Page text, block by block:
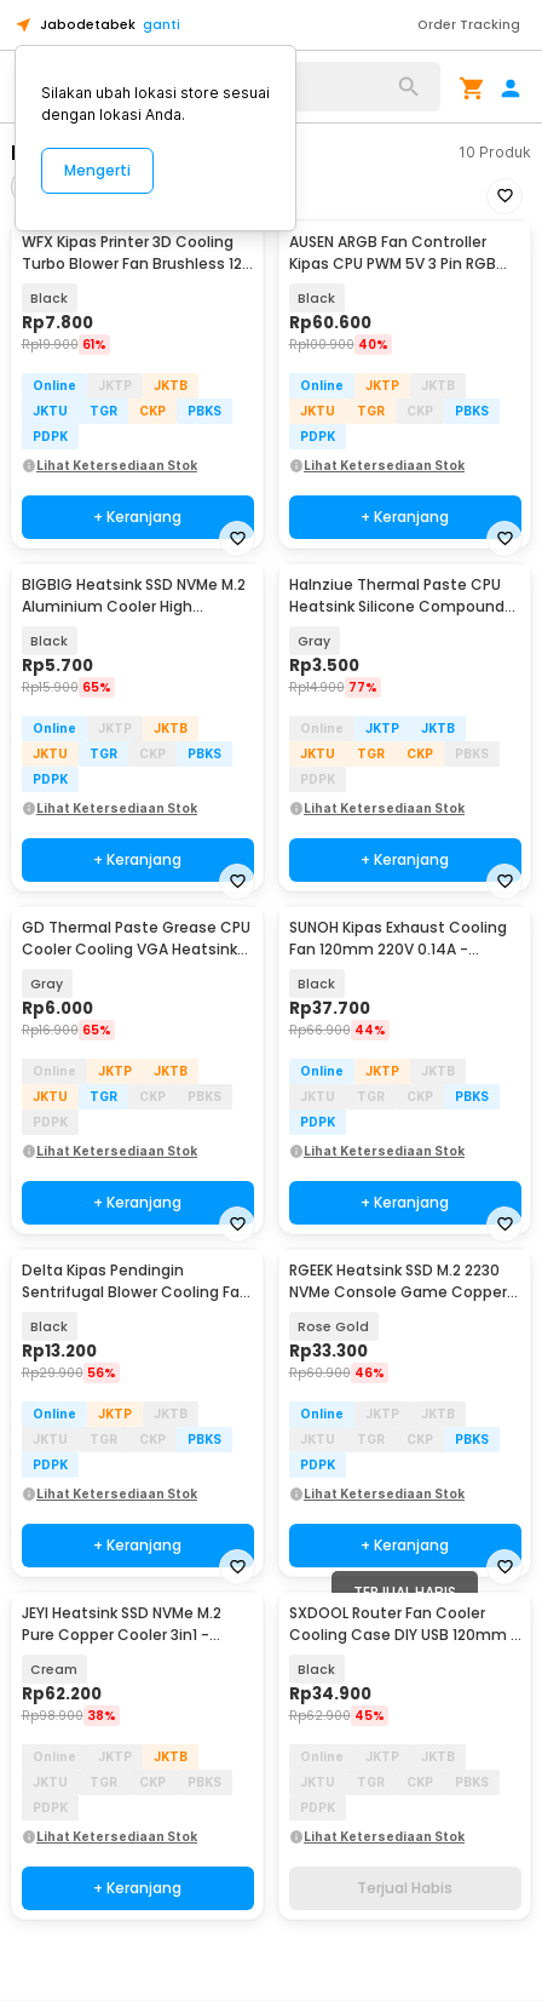
Jabodetabek ganti Order Tracking
Alat Kopi
Heatsink & Fan 10 Produk
Urutkan
WFX Kipas Printer 3D Cooling
Turbo Blower Fan Brushless 12V
Black
Rp7.800
Rp19.900 61%
Online JKTP
JKTB
JKTU
TGR CKP
PBKS
PDPK
Lihat Ketersediaan Stok
+ Keranjang
AUSEN ARGB Fan Controller
Kipas CPU PWM 5V 3 Pin RGB
Black
Rp60.600
Rp100.900 40%
Online JKTP
JKTB
JKTU
TGR CKP
PBKS
PDPK
Lihat Ketersediaan Stok
+ Keranjang
BIGBIG Heatsink SSD NVMe M.2
Aluminium Cooler High
Black
Rp5.700
Rp15.900 65%
Online JKTP
JKTB
JKTU
TGR CKP
PBKS
PDPK
Lihat Ketersediaan Stok
+ Keranjang
Halnziue Thermal Paste CPU
Heatsink Silicone Compound
Gray
Rp3.500
Rp14.900 77%
Online JKTP
JKTB
JKTU
TGR CKP
PBKS
PDPK
Lihat Ketersediaan Stok
+ Keranjang
GD Thermal Paste Grease CPU
Cooler Cooling VGA Heatsink
Gray
Rp6.000
Rp16.900 65%
Online JKTP
JKTB
JKTU
TGR CKP
PBKS
PDPK
Lihat Ketersediaan Stok
+ Keranjang
SUNOH Kipas Exhaust Cooling
Fan 120mm 220V 0.14A -
Black
Rp37.700
Rp66.900 44%
Online JKTP
JKTB
JKTU
TGR CKP
PBKS
PDPK
Lihat Ketersediaan Stok
+ Keranjang
Delta Kipas Pendingin
Sentrifugal Blower Cooling Fan
Black
Rp13.200
Rp29.900 56%
Online JKTP
JKTB
JKTU
TGR CKP
PBKS
PDPK
Lihat Ketersediaan Stok
+ Keranjang
RGEEK Heatsink SSD M.2 2230
NVMe Console Game Copper
Rose Gold
Rp33.300
Rp60.900 46%
Online JKTP
JKTB
JKTU
TGR CKP
PBKS
PDPK
Lihat Ketersediaan Stok
+ Keranjang
JEYI Heatsink SSD NVMe M.2
Pure Copper Cooler 3in1 -
Cream
Rp62.200
Rp98.900 38%
Online JKTP
JKTB
JKTU
TGR CKP
PBKS
PDPK
Lihat Ketersediaan Stok
+ Keranjang
TERJUAL HABIS
SXDOOL Router Fan Cooler
Cooling Case DIY USB 120mm -
Black
Rp34.900
Rp62.900 45%
Online JKTP
JKTB
JKTU
TGR CKP
PBKS
PDPK
Lihat Ketersediaan Stok
Terjual Habis
Silakan ubah lokasi store sesuai
dengan lokasi Anda.
Mengerti